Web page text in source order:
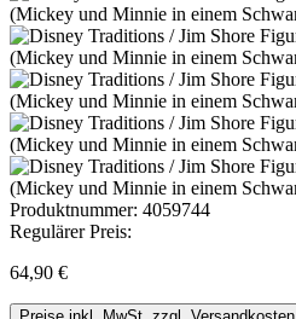
Produktnummer: 4059744
Regulärer Preis:
64,90 €